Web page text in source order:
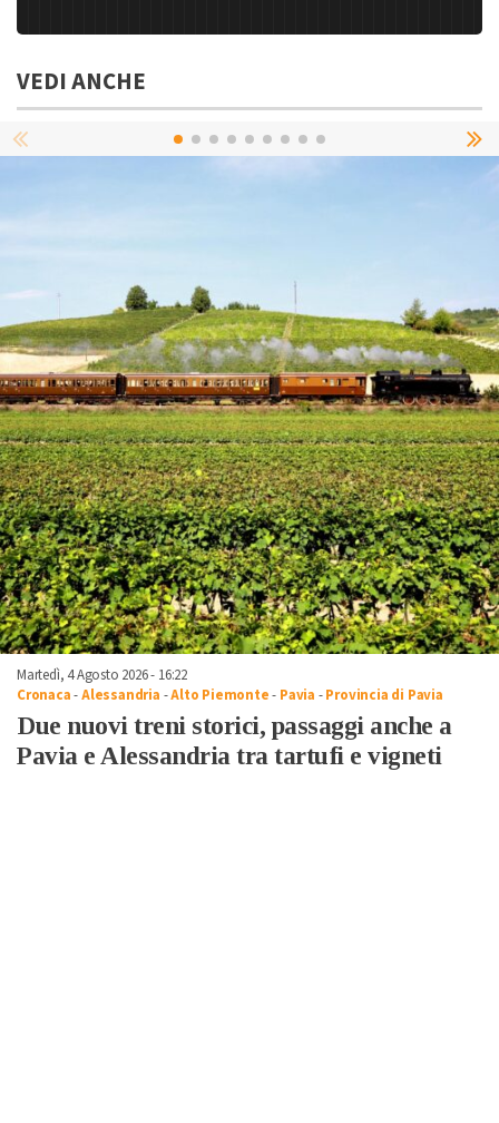
VEDI ANCHE
Martedì, 4 Agosto 2026 - 16:22
Cronaca-Alessandria -Alto Piemonte- Pavia -Provincia di Pavia
Due nuovi treni storici, passaggi anche a
Pavia e Alessandria tra tartufi e vigneti